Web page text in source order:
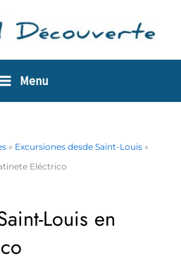
Menu
» Excursiones desde Saint-Louis »
Eléctrico
Louis en